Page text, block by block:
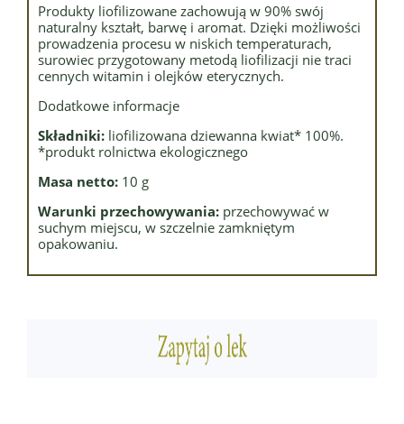
Produkty liofilizowane zachowują w 90% swój
naturalny kształt, barwę i aromat. Dzięki możliwości
prowadzenia procesu w niskich temperaturach,
surowiec przygotowany metodą liofilizacji nie traci
cennych witamin i olejków eterycznych.
Dodatkowe informacje
Składniki: liofilizowana dziewanna kwiat* 100%.
*produkt rolnictwa ekologicznego
Masa netto: 10 g
Warunki przechowywania: przechowywać w
suchym miejscu, w szczelnie zamkniętym
opakowaniu.